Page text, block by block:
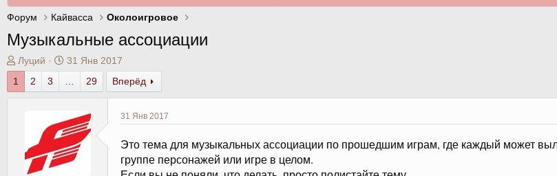
Форум Кайвасса Околоигровое
Музыкальные ассоциации
А
в
т
Луций
Д
а
т
а
ч
а
л
31 Янв 2017
1
2 3 29 Вперёд
31 Янв 2017
Это тема для музыкальных ассоциации по прошедшим играм, где каждый может
группе персонажей или игре в целом.